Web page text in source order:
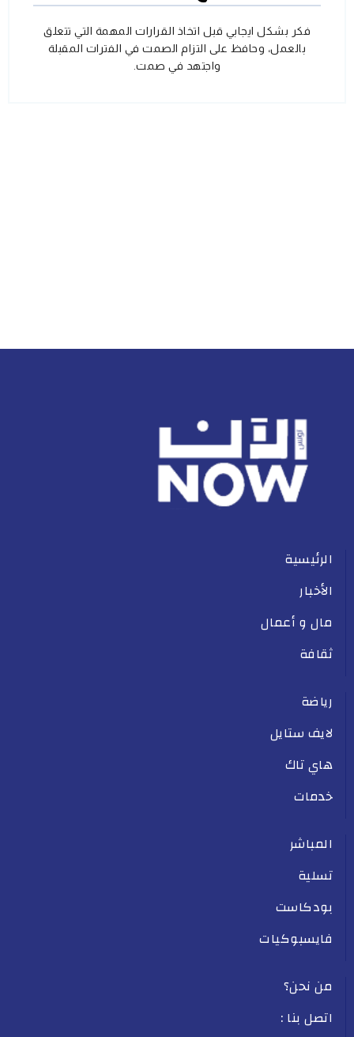
فكر بشكل ايجابي قبل اتخاذ القرارات المهمة التي تتعلق
بالعمل، وحافظ على التزام الصمت في الفترات المقبلة
واجتهد في صمت.
الرئيسية
الأخبار
مال و أعمال
ثقافة
رياضة
لايف ستايل
هاي تاك
خدمات
المباشر
تسلية
بودكاست
فايسبوكيات
من نحن؟
اتصل بنا :